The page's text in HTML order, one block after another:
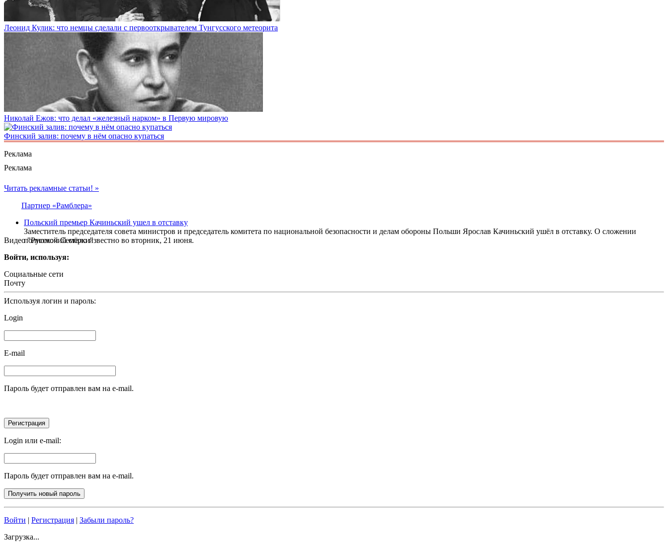
Леонид Кулик: что немцы сделали с первооткрывателем Тунгусского метеорита
Николай Ежов: что делал «железный нарком» в Первую мировую
Финский залив: почему в нём опасно купаться
Реклама
Реклама
Видео "Русской Семёрки"
Читать рекламные статьи! »
Партнер «Рамблера»
Польский премьер Качиньский ушел в отставку
Заместитель председателя совета министров и председатель комитета по национальной безопасности и делам обороны Польши Ярослав Качиньский ушёл в отставку. О сложении
полномочий стало известно во вторник, 21 июня.
Войти, используя:
Социальные сети
Почту
Используя логин и пароль:
Login
E-mail
Пароль будет отправлен вам на e-mail.
Login или e-mail:
Пароль будет отправлен вам на e-mail.
Войти | Регистрация | Забыли пароль?
Загрузка...